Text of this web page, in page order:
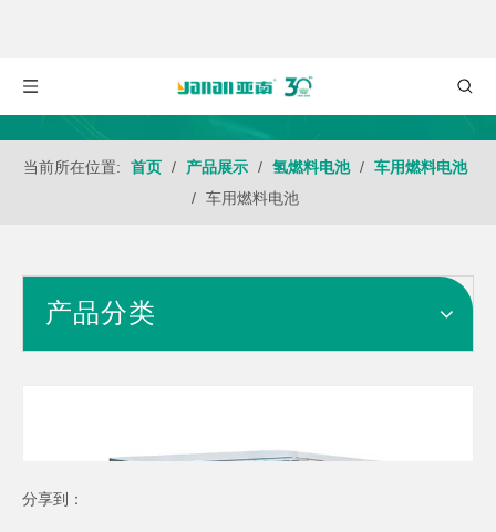
当前所在位置: 首页 / 产品展示 / 氢燃料电池 / 车用燃料电池
/ 车用燃料电池
产品分类
分享到：